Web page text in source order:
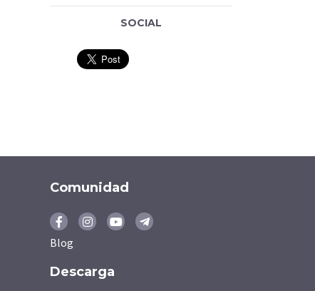
SOCIAL
Comunidad
Blog
Descarga